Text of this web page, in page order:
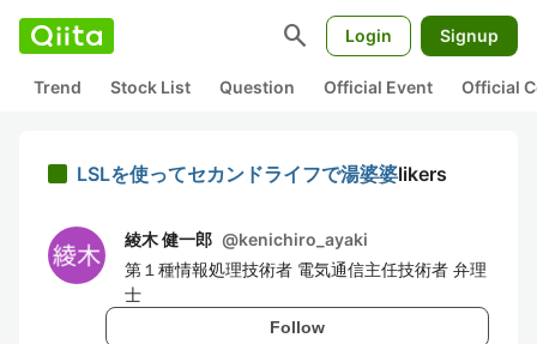
search Login Signup
Trend Stock List Question Official Event Official
LSLを使ってセカンドライフで湯婆婆likers
綾木 健一郎 @kenichiro_ayaki
第１種情報処理技術者 電気通信主任技術者 弁理
士
Follow